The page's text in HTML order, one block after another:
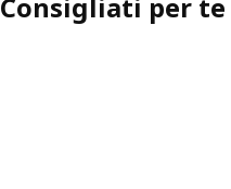
Consigliati per te